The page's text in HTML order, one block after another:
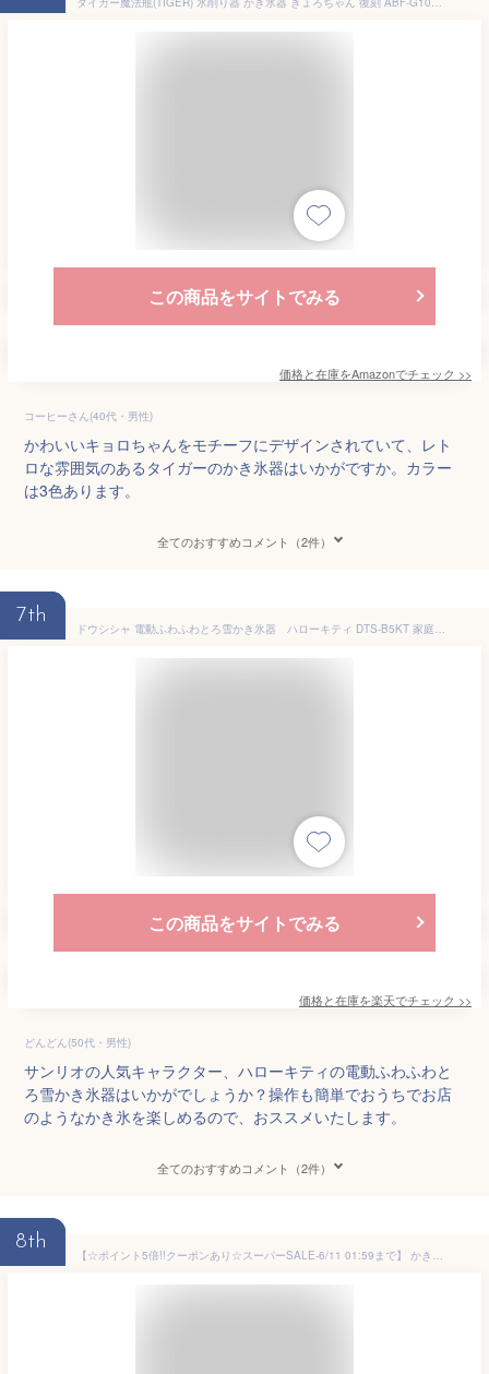
この商品をサイトでみる
価格と在庫をAmazonでチェック >>
コーヒーさん(40代・男性)
かわいいキョロちゃんをモチーフにデザインされていて、レト
ロな雰囲気のあるタイガーのかき氷器はいかがですか。カラー
は3色あります。
全てのおすすめコメント（2件）
7th
ドウシシャ 電動ふわふわとろ雪かき氷器 ハローキティ DTS-B5KT 家庭用 かき氷器 電動 ふわふわ キャラクター ハローキティ かわいい かき氷機 とろ雪 製氷カップ ブラシ付き サンリオ とろゆき コンパクト収納 1年保証付き 冷凍フルーツ プリン氷
この商品をサイトでみる
価格と在庫を楽天でチェック >>
どんどん(50代・男性)
サンリオの人気キャラクター、ハローキティの電動ふわふわと
ろ雪かき氷器はいかがでしょうか？操作も簡単でおうちでお店
のようなかき氷を楽しめるので、おススメいたします。
全てのおすすめコメント（2件）
8th
【☆ポイント5倍!!クーポンあり☆スーパーSALE-6/11 01:59まで】 かき氷器 手動式 家庭用 ペンギン かわいい 製氷カップ付き 日本製 新生活